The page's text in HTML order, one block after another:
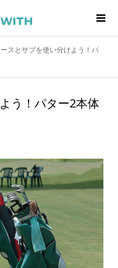
スとサブを使い分けよう！パ
う！パター2本体